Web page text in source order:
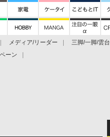
メディア/リーダー 三脚/一脚/雲台
ーン